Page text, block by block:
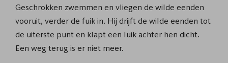
Geschrokken zwemmen en vliegen de wilde eenden
vooruit, verder de fuik in. Hij drijft de wilde eenden tot
de uiterste punt en klapt een luik achter hen dicht.
Een weg terug is er niet meer.